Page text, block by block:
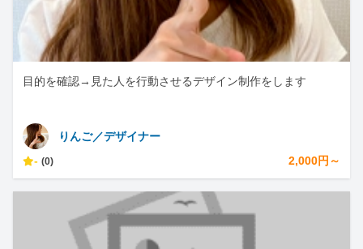
目的を確認→見た人を行動させるデザイン制作をします
りんご／デザイナー
- (0) 2,000円～